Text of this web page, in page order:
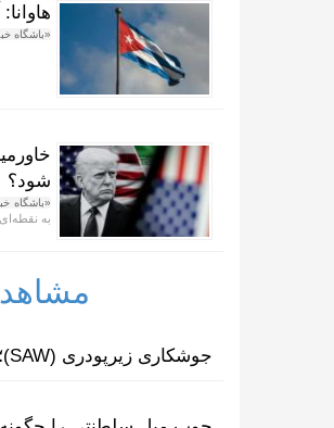
«باشگاه
شود؟
«باشگاه
به
جوشکاری زیرپودری (SAW)؛ چرا سیم‌جوش و پودر مکمل یکدیگرند؟